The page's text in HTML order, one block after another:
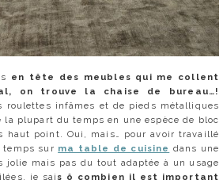
en tête des meubles qui me collent
on trouve la chaise de bureau…!
roulettes infâmes et de pieds métalliques
la plupart du temps en une espèce de bloc
haut point. Oui, mais… pour avoir travaillé
temps sur ma table de cuisine dans une
jolie mais pas du tout adaptée à un usage
je sais ô combien il est important